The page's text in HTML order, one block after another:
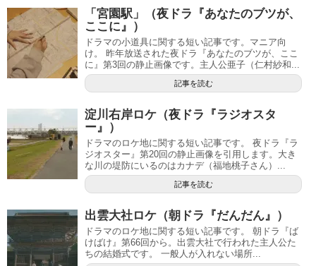
「宮園駅」（夜ドラ『あなたのブツが、
ここに』）
ドラマの小道具に関する短い記事です。マニア向
け。 昨年放送された夜ドラ『あなたのブツが、ここ
に』第3回の静止画像です。主人公亜子（仁村紗和...
記事を読む
淀川右岸ロケ（夜ドラ『ラジオスタ
ー』）
ドラマのロケ地に関する短い記事です。 夜ドラ『ラ
ジオスター』第20回の静止画像を引用します。大き
な川の堤防にいるのはカナデ（福地桃子さん）...
記事を読む
出雲大社ロケ（朝ドラ『だんだん』）
ドラマのロケ地に関する短い記事です。 朝ドラ『ば
けばけ』第66回から。出雲大社で行われた主人公た
ちの結婚式です。 一般人が入れない場所...